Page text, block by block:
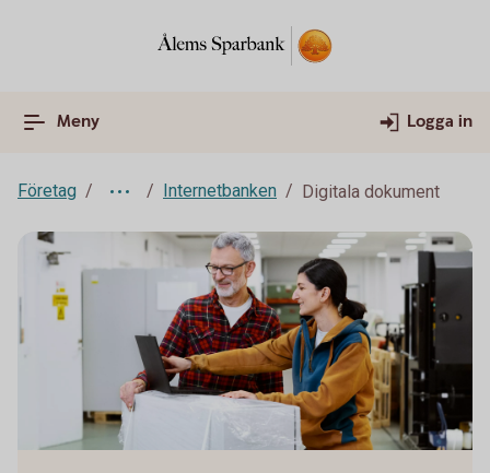
Meny Logga in
Företag Internetbanken Digitala dokument